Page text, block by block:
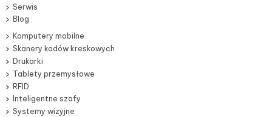
Serwis
Blog
Komputery mobilne
Skanery kodów kreskowych
Drukarki
Tablety przemysłowe
RFID
Inteligentne szafy
Systemy wizyjne